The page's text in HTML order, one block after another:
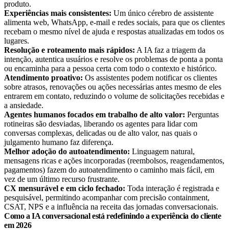
produto.
Experiências mais consistentes: Um único cérebro de assistente
alimenta web, WhatsApp, e-mail e redes sociais, para que os clientes
recebam o mesmo nível de ajuda e respostas atualizadas em todos os
lugares.
Resolução e roteamento mais rápidos: A IA faz a triagem da
intenção, autentica usuários e resolve os problemas de ponta a ponta
ou encaminha para a pessoa certa com todo o contexto e histórico.
Atendimento proativo: Os assistentes podem notificar os clientes
sobre atrasos, renovações ou ações necessárias antes mesmo de eles
entrarem em contato, reduzindo o volume de solicitações recebidas e
a ansiedade.
Agentes humanos focados em trabalho de alto valor: Perguntas
rotineiras são desviadas, liberando os agentes para lidar com
conversas complexas, delicadas ou de alto valor, nas quais o
julgamento humano faz diferença.
Melhor adoção do autoatendimento: Linguagem natural,
mensagens ricas e ações incorporadas (reembolsos, reagendamentos,
pagamentos) fazem do autoatendimento o caminho mais fácil, em
vez de um último recurso frustrante.
CX mensurável e em ciclo fechado: Toda interação é registrada e
pesquisável, permitindo acompanhar com precisão containment,
CSAT, NPS e a influência na receita das jornadas conversacionais.
Como a IA conversacional está redefinindo a experiência do cliente
em 2026